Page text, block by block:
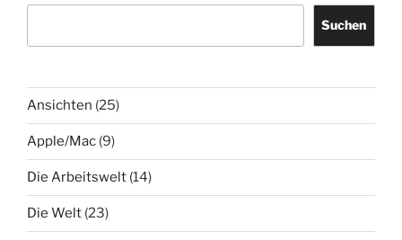
Suchen
Ansichten (25)
Apple/Mac (9)
Die Arbeitswelt (14)
Die Welt (23)